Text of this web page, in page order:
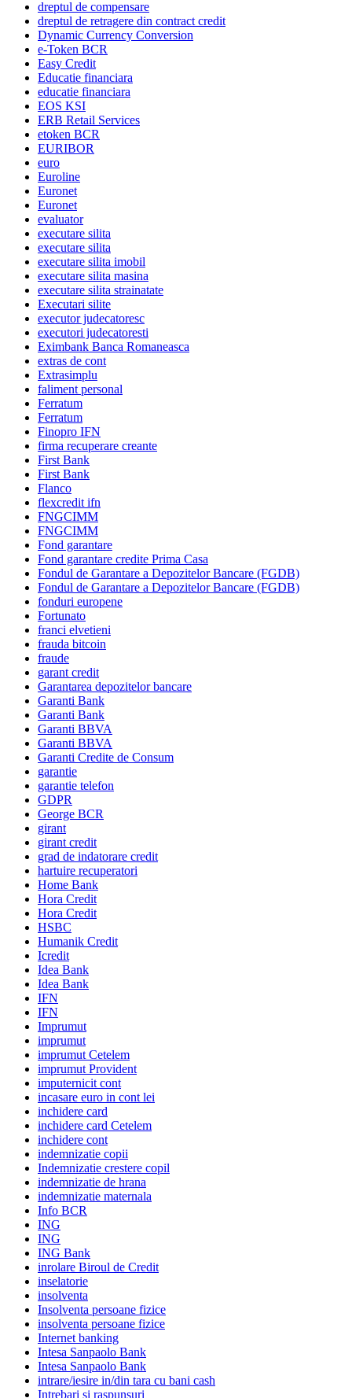
dreptul de compensare
dreptul de retragere din contract credit
Dynamic Currency Conversion
e-Token BCR
Easy Credit
Educatie financiara
educatie financiara
EOS KSI
ERB Retail Services
etoken BCR
EURIBOR
euro
Euroline
Euronet
Euronet
evaluator
executare silita
executare silita
executare silita imobil
executare silita masina
executare silita strainatate
Executari silite
executor judecatoresc
executori judecatoresti
Eximbank Banca Romaneasca
extras de cont
Extrasimplu
faliment personal
Ferratum
Ferratum
Finopro IFN
firma recuperare creante
First Bank
First Bank
Flanco
flexcredit ifn
FNGCIMM
FNGCIMM
Fond garantare
Fond garantare credite Prima Casa
Fondul de Garantare a Depozitelor Bancare (FGDB)
Fondul de Garantare a Depozitelor Bancare (FGDB)
fonduri europene
Fortunato
franci elvetieni
frauda bitcoin
fraude
garant credit
Garantarea depozitelor bancare
Garanti Bank
Garanti Bank
Garanti BBVA
Garanti BBVA
Garanti Credite de Consum
garantie
garantie telefon
GDPR
George BCR
girant
girant credit
grad de indatorare credit
hartuire recuperatori
Home Bank
Hora Credit
Hora Credit
HSBC
Humanik Credit
Icredit
Idea Bank
Idea Bank
IFN
IFN
Imprumut
imprumut
imprumut Cetelem
imprumut Provident
imputernicit cont
incasare euro in cont lei
inchidere card
inchidere card Cetelem
inchidere cont
indemnizatie copii
Indemnizatie crestere copil
indemnizatie de hrana
indemnizatie maternala
Info BCR
ING
ING
ING Bank
inrolare Biroul de Credit
inselatorie
insolventa
Insolventa persoane fizice
insolventa persoane fizice
Internet banking
Intesa Sanpaolo Bank
Intesa Sanpaolo Bank
intrare/iesire in/din tara cu bani cash
Intrebari si raspunsuri